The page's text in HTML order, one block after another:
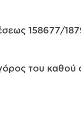
158677/
του καθού